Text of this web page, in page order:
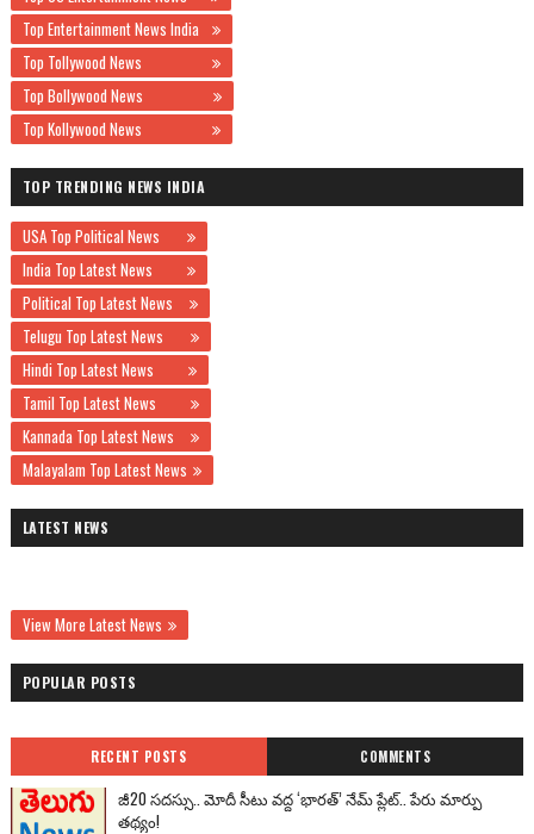
Top Entertainment News India
Top Tollywood News
Top Bollywood News
Top Kollywood News
TOP TRENDING NEWS INDIA
USA Top Political News
India Top Latest News
Political Top Latest News
Telugu Top Latest News
Hindi Top Latest News
Tamil Top Latest News
Kannada Top Latest News
Malayalam Top Latest News
LATEST NEWS
View More Latest News
POPULAR POSTS
RECENT POSTS COMMENTS
జీ20 సదస్సు.. మోదీ సీటు వద్ద ‘భారత్’ నేమ్ ప్లేట్‌.. పేరు మార్పు
తథ్యం!